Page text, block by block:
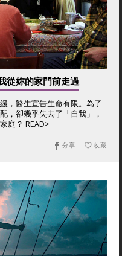
從妳的家門前走過
，醫生宣告生命有限。為了
，卻幾乎失去了「自我」，
庭？ READ>
收藏
分享